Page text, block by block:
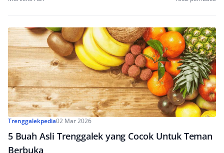
Trenggalekpedia02 Mar 2026
5 Buah Asli Trenggalek yang Cocok Untuk Teman
Berbuka